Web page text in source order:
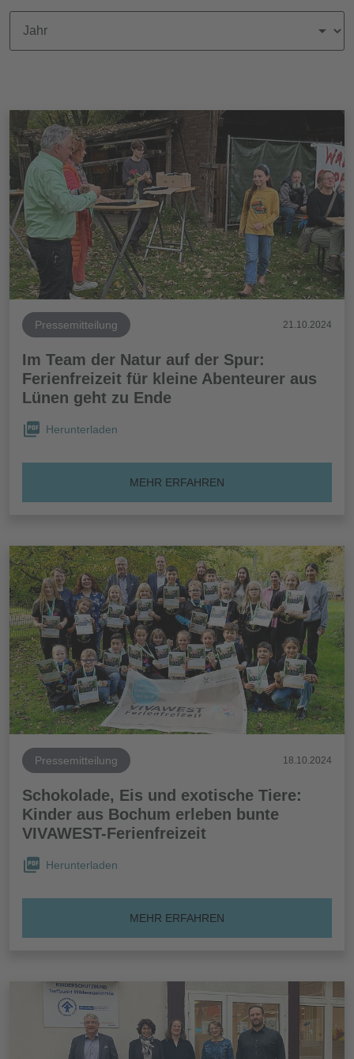
Pressemitteilung 21.10.2024
Im Team der Natur auf der Spur:
Ferienfreizeit für kleine Abenteurer aus
Lünen geht zu Ende
Herunterladen
MEHR ERFAHREN
Pressemitteilung 18.10.2024
Schokolade, Eis und exotische Tiere:
Kinder aus Bochum erleben bunte
VIVAWEST-Ferienfreizeit
Herunterladen
MEHR ERFAHREN